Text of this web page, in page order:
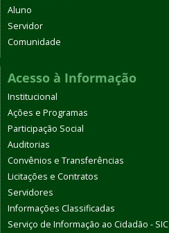
Aluno
Servidor
Comunidade
Acesso à Informação
Institucional
Ações e Programas
Participação Social
Auditorias
Convênios e Transferências
Licitações e Contratos
Servidores
Informações Classificadas
Serviço de Informação ao Cidadão - SIC